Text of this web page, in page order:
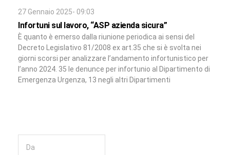
27 Gennaio 2025- 09:03
Infortuni sul lavoro, “ASP azienda sicura”
È quanto è emerso dalla riunione periodica ai sensi del
Decreto Legislativo 81/2008 ex art.35 che si è svolta nei
giorni scorsi per analizzare l’andamento infortunistico per
l’anno 2024. 35 le denunce per infortunio al Dipartimento di
Emergenza Urgenza, 13 negli altri Dipartimenti